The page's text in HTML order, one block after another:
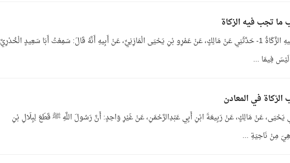
17 - كِتَابُ الزَّكَاةِ بَابُ مَا تَجِبُ فِيهِ الزَّكَاةُ 1- حَدَّثَنِي عَنْ مَالِكٍ، عَنْ عَمْرِو بْنِ يَحْيَى الْمَازِنِيِّ، عَنْ أَبِيهِ أَنَّهُ قَالَ: سَمِعْتُ أَبَا سَعِيدٍ الْخُدْرِيَّ
فِيمَا ...
في المعادن 8- حَدَّثَنِي يَحْيَى، عَنْ مَالِكٍ، عَنْ رَبِيعَةَ ابْنِ أَبِي عَبْدِالرَّحْمَنِ، عَنْ غَيْرِ وَاحِدٍ: أَنَّ رَسُولَ اللَّهِ ﷺ قَطَعَ لِبِلَالِ بْنِ
مِنْ نَاحِيَةِ ...